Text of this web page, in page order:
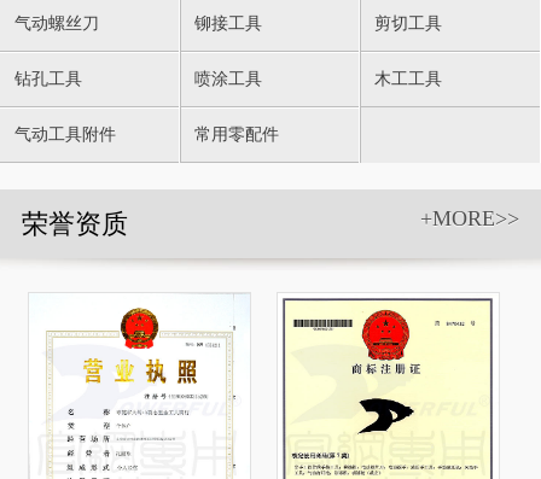
气动螺丝刀 铆接工具 剪切工具
钻孔工具 喷涂工具 木工工具
气动工具附件 常用零配件
+MORE>>
荣誉资质